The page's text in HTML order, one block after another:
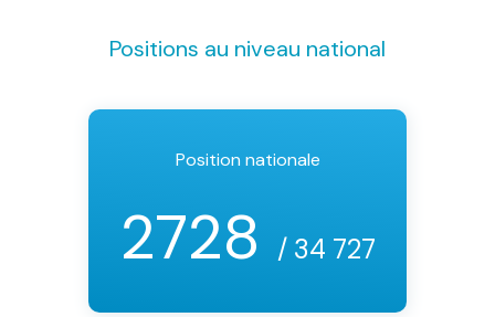
Positions au niveau national
Position nationale
2728 / 34 727